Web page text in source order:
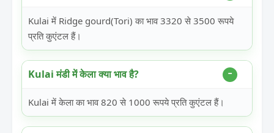
Kulai में Ridge gourd(Tori) का भाव 3320 से 3500 रूपये
प्रति कुएंटल हैं।
Kulai मंडी में केला क्या भाव है?
Kulai में केला का भाव 820 से 1000 रूपये प्रति कुएंटल हैं।